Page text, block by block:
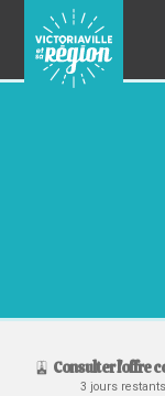
Consulter l'offre
3 jours restants